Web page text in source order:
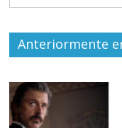
Anteriormente